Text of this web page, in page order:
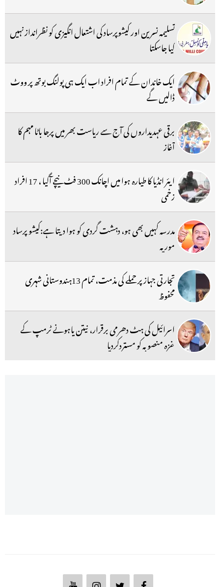
تسلیمہ نسرین اور کیشوپرساد کی اشتعال انگیزی کو نظرانداز نہیں
کیا جاسکتا
ایک خاندان کے تمام افراد اب ایک ہی پولنگ بوتھ پر ووٹ
ڈالیں گے
برقی عہدیداروں کی آج سے ریاست بھر میں پرجا باٹا مہم کا
آغاز
ایئر انڈیا کا طیارہ ہوا میں اچانک 300 فٹ نیچے آگیا ، 17 افراد
زخمی
مدرسہ کہیں بھی ہو، دہشت گردی کو ہوا دیتا ہے:کیشو پرساد
موریہ
تجارتی جہاز پر حملے کی مذمت، تمام 13ہندوستانی شہری
محفوظ
اسرائیل کی ہٹ دھرمی برقرار، نیتن یاہونے ٹرمپ کے
غزہ منصوبہ کو مستردکردیا